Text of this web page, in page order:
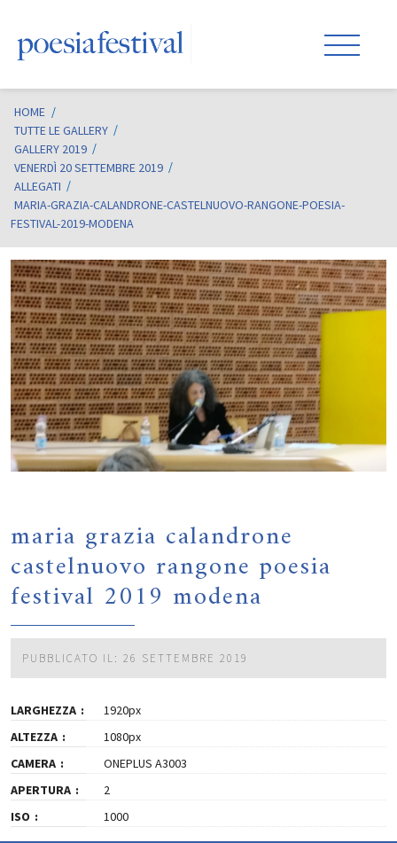
HOME /
TUTTE LE GALLERY
GALLERY 2019
VENERDÌ 20 SETTEMBRE 2019
ALLEGATI
MARIA-GRAZIA-CALANDRONE-CASTELNUOVO-RANGONE-POESIA-
FESTIVAL-2019-MODENA
maria grazia calandrone
castelnuovo rangone poesia
festival 2019 modena
PUBBLICATO IL: 26 SETTEMBRE 2019
LARGHEZZA
1920px
ALTEZZA
1080px
CAMERA
ONEPLUS A3003
APERTURA
2
ISO
1000